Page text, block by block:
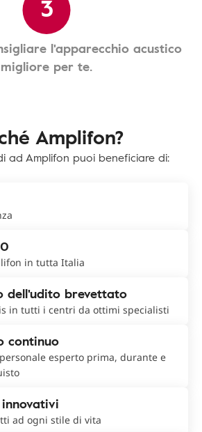
3
l'apparecchio acustico
migliore per te.
Amplifon?
ad Amplifon puoi beneficiare di:
in tutta Italia
dell'udito brevettato
in tutti i centri da ottimi specialisti
continuo
esperto prima, durante e
ad ogni stile di vita